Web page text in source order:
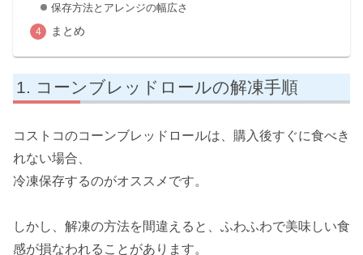
保存方法とアレンジの幅広さ
まとめ
コーンブレッドロールの解凍手順
コストコのコーンブレッドロールは、購入後すぐに食べき
れない場合、
冷凍保存するのがオススメです。
しかし、解凍の方法を間違えると、ふわふわで美味しい食
感が損なわれることがあります。